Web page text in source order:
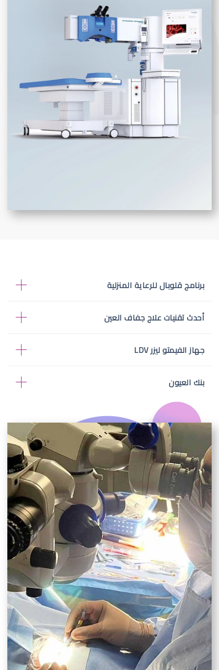
برنامج قلوبال للرعاية المنزلية
أحدث تقنيات علاج جفاف العين
جهاز الفيمتو ليزر LDV
بنك العيون